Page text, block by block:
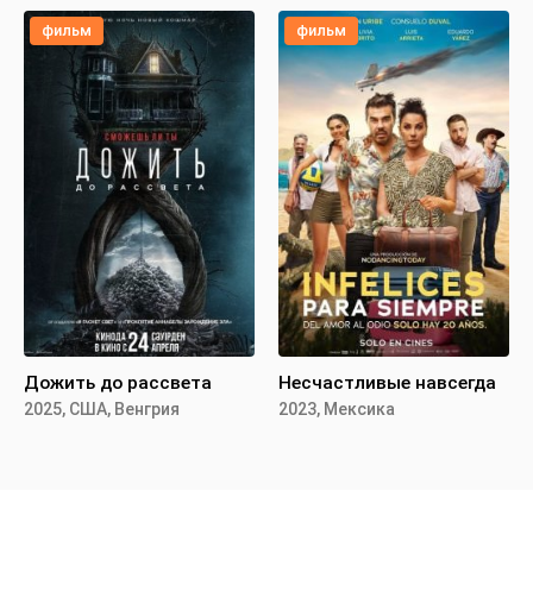
фильм
Дожить до рассвета
2025, США, Венгрия
фильм
Несчастливые навсегда
2023, Мексика